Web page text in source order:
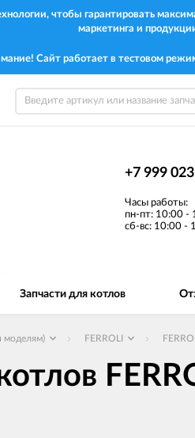
чтобы гарантировать
маркетинга и
Сайт работает в тестовом
+7 999
Часы работы:
пн-пт: 10:00 -
сб-вс: 10:00 -
Запчасти для котлов
моделям) FERROLI